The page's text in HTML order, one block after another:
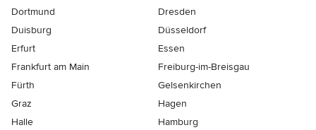
Dortmund
Dresden
Duisburg
Düsseldorf
Erfurt
Essen
Frankfurt am Main
Freiburg-im-Breisgau
Fürth
Gelsenkirchen
Graz
Hagen
Halle
Hamburg